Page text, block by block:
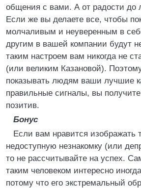
общения с вами. А от радости до
Если же вы делаете все, чтобы
молчаливым и неуверенным в
другим в вашей компании будут
таким настроем вам никогда не
(или великим Казановой).
показывать людям ваши лучшие
правильные сигналы, вы получите
позитив.
Бонус
Если вам нравится изображать
недоступную незнакомку (или
то не рассчитывайте на успех.
таким человеком интересно
потому что его экстремальный